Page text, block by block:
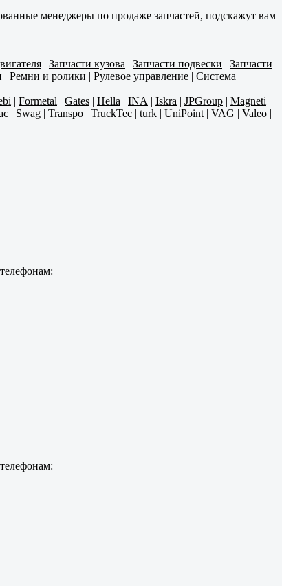
менеджеры по продаже запчастей, подскажут вам
| Запчасти кузова | Запчасти подвески | Запчасти
| Ремни и ролики | Рулевое управление | Система
| Formetal | Gates | Hella | INA | Iskra | JPGroup | Magneti
| Swag | Transpo | TruckTec | turk | UniPoint | VAG | Valeo |